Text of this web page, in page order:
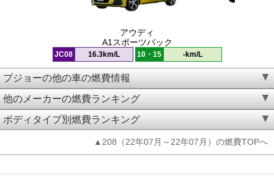
アウディ
A1スポーツバック
JC08 16.3km/L 10・15 -km/L
プジョーの他の車の燃費情報
他のメーカーの燃費ランキング
ボディタイプ別燃費ランキング
▲208（22年07月～22年07月）の燃費TOPへ